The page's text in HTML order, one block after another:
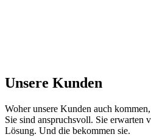
Unsere Kunden
Woher unsere Kunden auch
Sie sind anspruchsvoll. Sie erwarten
Lösung. Und die bekommen sie.